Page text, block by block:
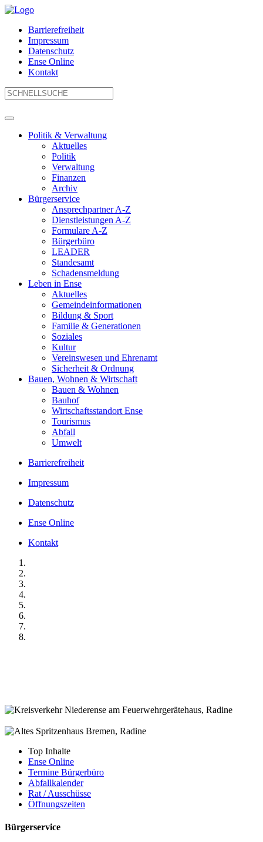
Barrierefreiheit
Impressum
Datenschutz
Ense Online
Kontakt
Politik & Verwaltung
Aktuelles
Politik
Verwaltung
Finanzen
Archiv
Bürgerservice
Ansprechpartner A-Z
Dienstleistungen A-Z
Formulare A-Z
Bürgerbüro
LEADER
Standesamt
Schadensmeldung
Leben in Ense
Aktuelles
Gemeinde­informationen
Bildung & Sport
Familie & Generationen
Soziales
Kultur
Vereinswesen und Ehrenamt
Sicherheit & Ordnung
Bauen, Wohnen & Wirtschaft
Bauen & Wohnen
Bauhof
Wirtschaftsstandort Ense
Tourismus
Abfall
Umwelt
Barrierefreiheit
Impressum
Datenschutz
Ense Online
Kontakt
Top Inhalte
Ense Online
Termine Bürgerbüro
Abfallkalender
Rat / Ausschüsse
Öffnungszeiten
Bürgerservice